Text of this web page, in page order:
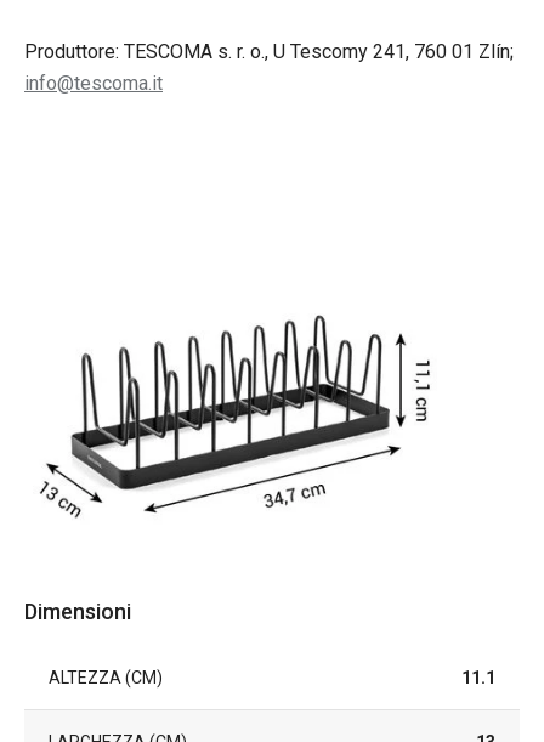
Produttore: TESCOMA s. r. o., U Tescomy 241, 760 01 Zlín;
info@tescoma.it
Dimensioni
ALTEZZA (CM) 11.1